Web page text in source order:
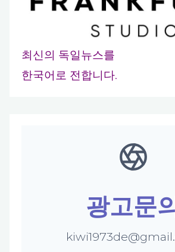
최신의 독일뉴스를
한국어로 전합니다.
광고문